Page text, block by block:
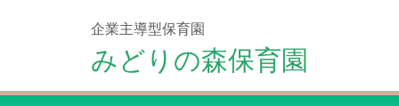
企業主導型保育園
みどりの森保育園